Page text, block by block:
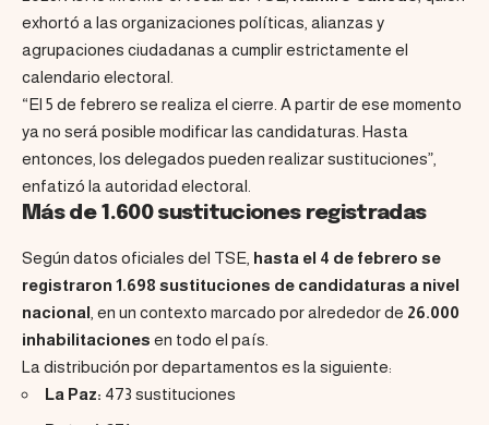
exhortó a las organizaciones políticas, alianzas y
agrupaciones ciudadanas a cumplir estrictamente el
calendario electoral.
“El 5 de febrero se realiza el cierre. A partir de ese momento
ya no será posible modificar las candidaturas. Hasta
entonces, los delegados pueden realizar sustituciones”,
enfatizó la autoridad electoral.
Más de 1.600 sustituciones registradas
Según datos oficiales del TSE, hasta el 4 de febrero se
registraron 1.698 sustituciones de candidaturas a nivel
nacional , en un contexto marcado por alrededor de 26.000
inhabilitaciones en todo el país.
La distribución por departamentos es la siguiente:
La Paz: 473 sustituciones